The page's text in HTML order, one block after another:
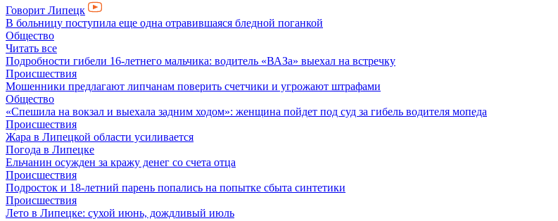
Говорит Липецк
В больницу поступила еще одна отравившаяся бледной поганкой
Общество
Читать все
Подробности гибели 16-летнего мальчика: водитель «ВАЗа» выехал на встречку
Происшествия
Мошенники предлагают липчанам поверить счетчики и угрожают штрафами
Общество
«Спешила на вокзал и выехала задним ходом»: женщина пойдет под суд за гибель водителя мопеда
Происшествия
Жара в Липецкой области усиливается
Погода в Липецке
Ельчанин осужден за кражу денег со счета отца
Происшествия
Подросток и 18-летний парень попались на попытке сбыта синтетики
Происшествия
Лето в Липецке: сухой июнь, дождливый июль